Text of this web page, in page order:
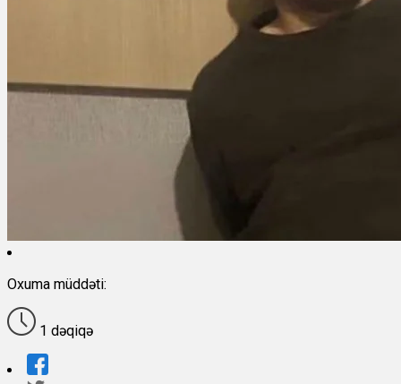
Oxuma müddəti:
1 dəqiqə